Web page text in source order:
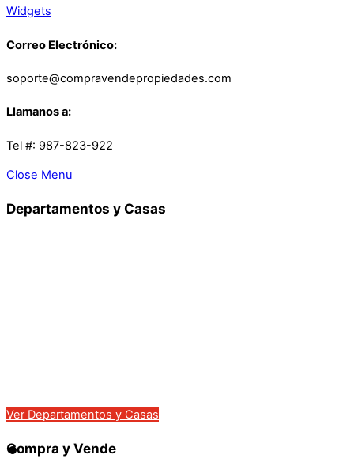
Widgets
Correo Electrónico:
soporte@compravendepropiedades.com
Llamanos a:
Tel #: 987-823-922
Close Menu
Departamentos y Casas
Ver Departamentos y Casas
Compra y Vende